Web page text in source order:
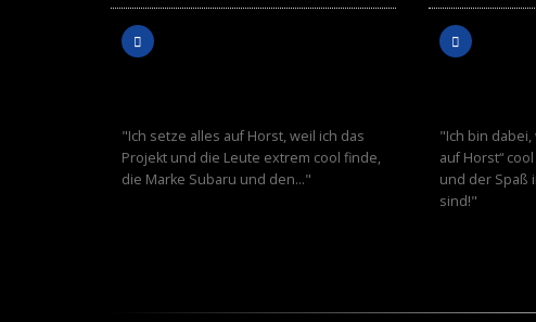
MARC
"Ich setze alles auf Horst, weil ich das
Projekt und die Leute extrem cool finde,
die Marke Subaru und den…"
HELMUT
"Ich bin dabei,
auf Horst“
und der Spaß
sind!"